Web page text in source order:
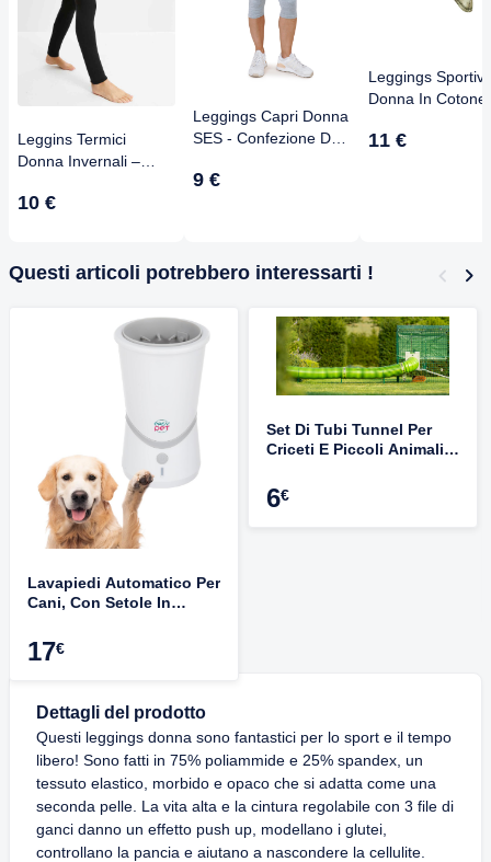
Leggins Termici
Donna Invernali –
Compressione
Unica
10 €
Leggings Capri Donna
SES - Confezione Da
5% Elastan, Vita Alta,
9 €
Leggings Sportivi
Donna In Cotone
Alta, Gamba
11 €
Questi articoli potrebbero interessarti !
Lavapiedi Automatico Per
Cani, Con Setole In
Zampe Sporche Di
Fango/sabbia (bianco E
17€
Set Di Tubi Tunnel Per
Criceti E Piccoli Animali -
Collegabili Per Gabbie
6€
Dettagli del prodotto
Questi leggings donna sono fantastici per lo sport e il tempo
libero! Sono fatti in 75% poliammide e 25% spandex, un
tessuto elastico, morbido e opaco che si adatta come una
seconda pelle. La vita alta e la cintura regolabile con 3 file di
ganci danno un effetto push up, modellano i glutei,
controllano la pancia e aiutano a nascondere la cellulite.